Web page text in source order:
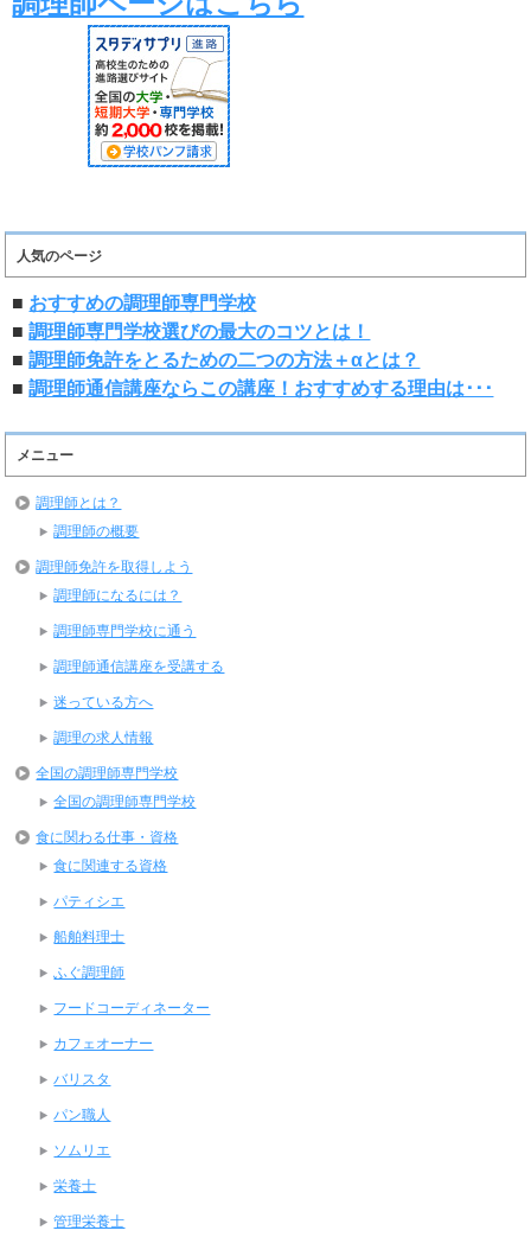
人気のページ
■ おすすめの調理師専門学校
■調理師専門学校選びの最大のコツとは！
■調理師免許をとるための二つの方法＋αとは？
■調理師通信講座ならこの講座！おすすめする理由は･･･
メニュー
調理師とは？
調理師の概要
調理師免許を取得しよう
調理師になるには？
調理師専門学校に通う
調理師通信講座を受講する
迷っている方へ
調理の求人情報
全国の調理師専門学校
全国の調理師専門学校
食に関わる仕事・資格
食に関連する資格
パティシエ
船舶料理士
ふぐ調理師
フードコーディネーター
カフェオーナー
バリスタ
パン職人
ソムリエ
栄養士
管理栄養士